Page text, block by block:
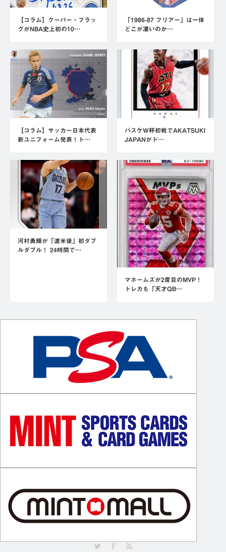
【コラム】クーパー・フラッ
グがNBA史上初の10…
「1986-87 フリアー」は一体
どこが凄いのか…
【コラム】サッカー日本代表
新ユニフォーム発表！ト…
バスケW杯初戦でAKATSUKI
JAPANがド…
河村勇輝が「渡米後」初ダブ
ルダブル！ 24時間で…
マホームズが2度目のMVP！
トレカも「天才QB…